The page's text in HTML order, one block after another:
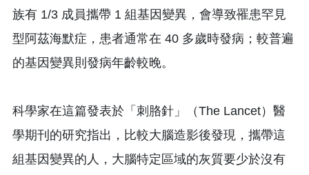
族有 1/3 成員攜帶 1 組基因變異，會導致罹患罕見
型阿茲海默症，患者通常在 40 多歲時發病；較普遍
的基因變異則發病年齡較晚。
科學家在這篇發表於「刺胳針」（The Lancet）醫
學期刊的研究指出，比較大腦造影後發現，攜帶這
組基因變異的人，大腦特定區域的灰質要少於沒有